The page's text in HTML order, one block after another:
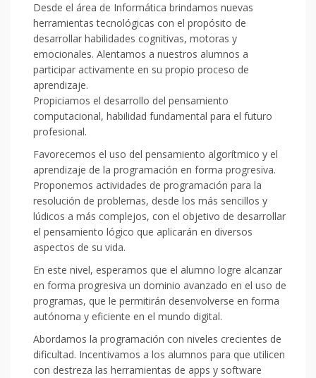
Desde el área de Informática brindamos nuevas
herramientas tecnológicas con el propósito de
desarrollar habilidades cognitivas, motoras y
emocionales. Alentamos a nuestros alumnos a
participar activamente en su propio proceso de
aprendizaje.
Propiciamos el desarrollo del pensamiento
computacional, habilidad fundamental para el futuro
profesional.
Favorecemos el uso del pensamiento algorítmico y el
aprendizaje de la programación en forma progresiva.
Proponemos actividades de programación para la
resolución de problemas, desde los más sencillos y
lúdicos a más complejos, con el objetivo de desarrollar
el pensamiento lógico que aplicarán en diversos
aspectos de su vida.
En este nivel, esperamos que el alumno logre alcanzar
en forma progresiva un dominio avanzado en el uso de
programas, que le permitirán desenvolverse en forma
autónoma y eficiente en el mundo digital.
Abordamos la programación con niveles crecientes de
dificultad. Incentivamos a los alumnos para que utilicen
con destreza las herramientas de apps y software